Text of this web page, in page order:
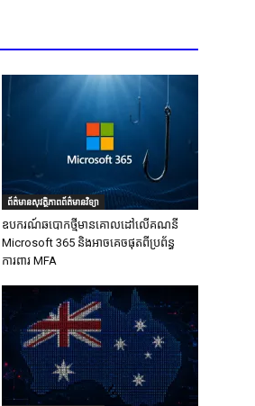
ព័ត៌មានសុវត្ថិភាពព័ត៌មានវិទ្យា
ឧបករណ៍ឆបោកថ្មីមានគោលដៅលើគណនី
Microsoft 365 និងអាចគេចផុតពីប្រព័ន្ធ
ការពារ MFA